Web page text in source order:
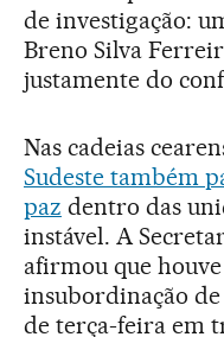
de investigação:
Breno Silva
justamente do
Nas cadeias
Sudeste também
paz dentro das
instável. A
afirmou que
insubordinação
de terça-feira em